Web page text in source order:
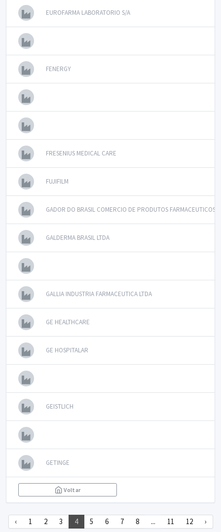
EUROFARMA LABORATORIO S/A
FENERGY
FRESENIUS MEDICAL CARE
FUJIFILM
GADOR DO BRASIL COMERCIO DE PRODUTOS FARMACEUTICOS
GALDERMA BRASIL LTDA
GALLIA INDUSTRIA FARMACEUTICA LTDA
GE HEALTHCARE
GE HOSPITALAR
GEISTLICH
GETINGE
Voltar
‹ 1 2 3 4 5 6 7 8 ... 11 12 ›